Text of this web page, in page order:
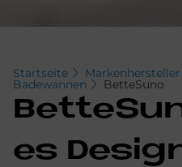
Startseite Markenhersteller
Badewannen BetteSuno
es